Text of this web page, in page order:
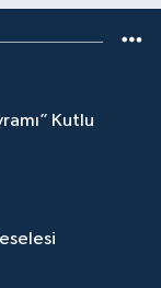
Kutlu